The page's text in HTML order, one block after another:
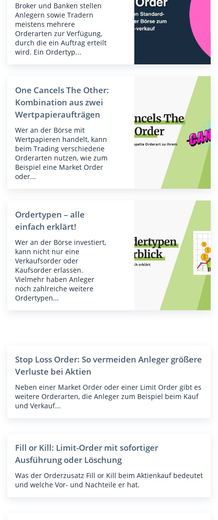
Broker und Banken stellen
Anlegern sowie Tradern
meistens mehrere
Orderarten zur Verfügung,
durch die ein Auftrag erteilt
wird. Ein Ordertyp...
One Cancels The Other:
Kombination aus zwei
Wertpapieraufträgen
Wer an der Börse mit
Wertpapieren handelt, kann
beim Trading verschiedene
Orderarten nutzen, wie zum
Beispiel eine Market Order
oder...
Ordertypen – alle
einfach erklärt!
Wer an der Börse investiert,
kann nicht nur eine
Verkaufsorder oder
Kaufsorder erlassen.
Vielmehr haben Anleger
noch zahlreiche weitere
Ordertypen...
Stop Loss Order: So vermeiden Anleger größere
Verluste bei Aktien
Neben einer Market Order oder einer Limit Order gibt es
weitere Orderarten, die Anleger zum Beispiel beim Kauf
und Verkauf...
Fill or Kill: Limit-Order mit sofortiger
Ausführung oder Löschung
Was der Orderzusatz Fill or Kill beim Aktienkauf bedeutet
und welche Vor- und Nachteile er hat.